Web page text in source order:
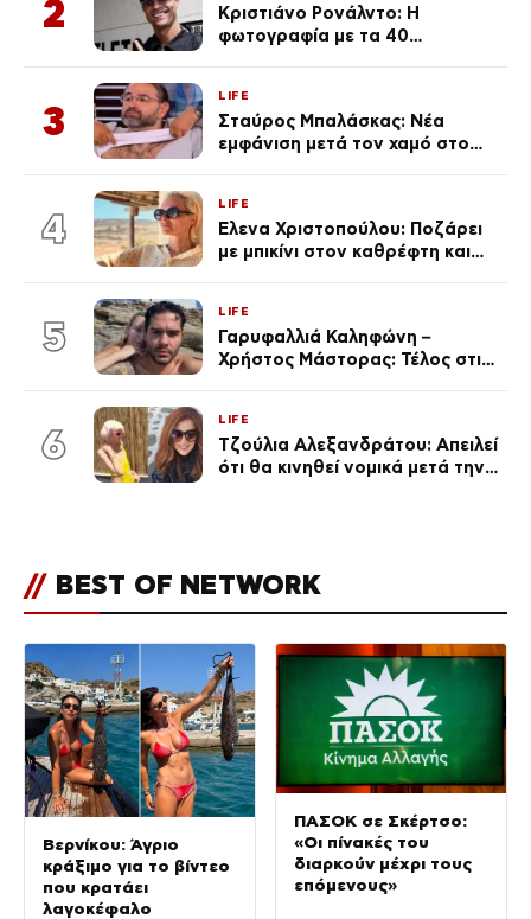
2
Κριστιάνο Ρονάλντο: Η
φωτογραφία με τα 40
εκ. likes
3
LIFE
Σταύρος Μπαλάσκας: Νέα
εμφάνιση μετά τον χαμό στο
4
LIFE
Έλενα Χριστοπούλου: Ποζάρει
με μπικίνι στον καθρέφτη και
καθεμία…» (Βίντεο)
5
LIFE
Γαρυφαλλιά Καληφώνη –
Χρήστος Μάστορας: Τέλος στις
6
LIFE
Τζούλια Αλεξανδράτου: Απειλεί
ότι θα κινηθεί νομικά μετά την
// BEST OF NETWORK
Βερνίκου: Άγριο
κράξιμο για το βίντεο
που κρατάει
λαγοκέφαλο
ΠΑΣΟΚ σε Σκέρτσο:
«Οι πίνακές του
διαρκούν μέχρι τους
επόμενους»